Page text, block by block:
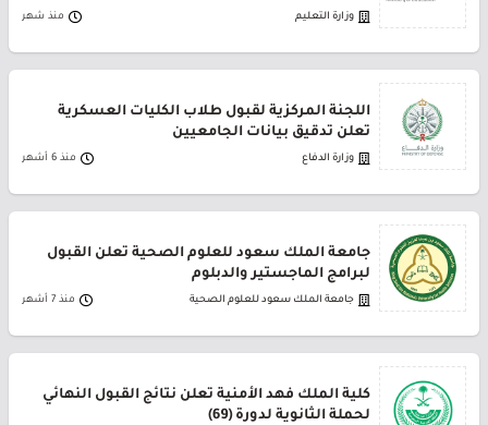
وزارة التعليم منذ شهر
اللجنة المركزية لقبول طلاب الكليات العسكرية
تعلن تدقيق بيانات الجامعيين
وزارة الدفاع منذ 6 أشهر
جامعة الملك سعود للعلوم الصحية تعلن القبول
لبرامج الماجستير والدبلوم
جامعة الملك سعود للعلوم الصحية منذ 7 أشهر
كلية الملك فهد الأمنية تعلن نتائج القبول النهائي
لحملة الثانوية لدورة (69)